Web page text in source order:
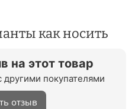
как носить
на этот товар
покупателями
отзыв